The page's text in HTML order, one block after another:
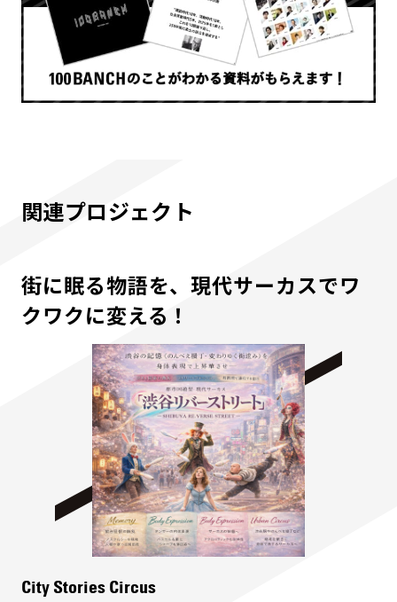
関連プロジェクト
街に眠る物語を、現代サーカスでワ
クワクに変える！
City Stories Circus